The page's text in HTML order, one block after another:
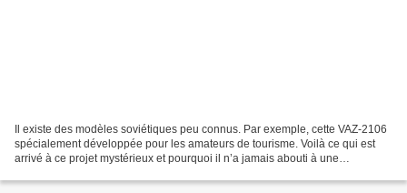
Il existe des modèles soviétiques peu connus. Par exemple, cette VAZ-2106
spécialement développée pour les amateurs de tourisme. Voilà ce qui est
arrivé à ce projet mystérieux et pourquoi il n’a jamais abouti à une